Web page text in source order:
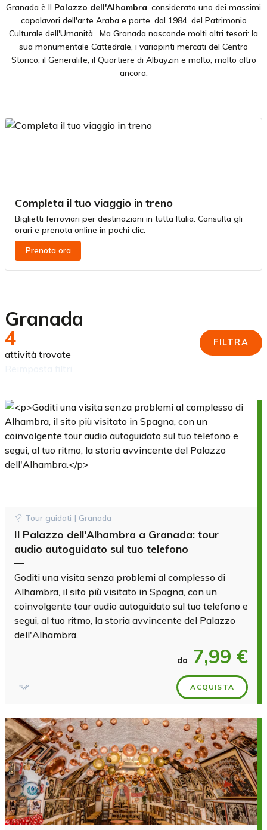
Granada è Il Palazzo dell'Alhambra , considerato uno dei massimi
capolavori dell'arte Araba e parte, dal 1984, del Patrimonio
Culturale dell'Umanità. Ma Granada nasconde molti altri tesori: la
sua monumentale Cattedrale, i variopinti mercati del Centro
Storico, il Generalife, il Quartiere di Albayzin e molto, molto altro
ancora.
Completa il tuo viaggio in treno
Biglietti ferroviari per destinazioni in tutta Italia. Consulta gli
orari e prenota online in pochi clic.
Prenota ora
Granada
4
attività trovate
FILTRA
Tour guidati | Granada
Il Palazzo dell'Alhambra a Granada: tour
audio autoguidato sul tuo telefono
—
Goditi una visita senza problemi al complesso di
Alhambra, il sito più visitato in Spagna, con un
coinvolgente tour audio autoguidato sul tuo telefono e
segui, al tuo ritmo, la storia avvincente del Palazzo
dell'Alhambra.
da 7,99 €
ACQUISTA